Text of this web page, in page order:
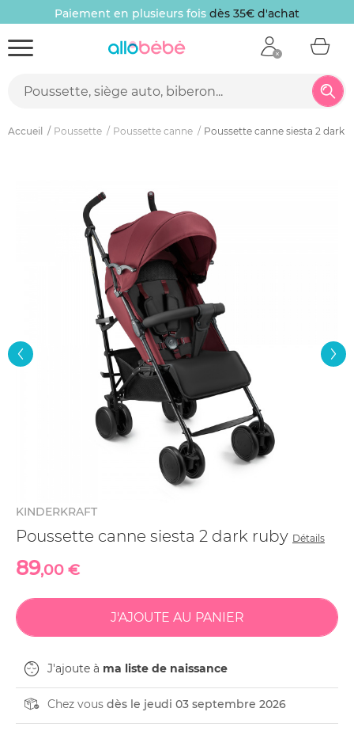
Paiement en plusieurs fois dès 35€ d'achat
Accueil Poussette Poussette canne Poussette canne siesta 2 dark
KINDERKRAFT
Poussette canne siesta 2 dark ruby Détails
89,00 €
J'ajoute à ma liste de naissance
Chez vous dès le jeudi 03 septembre 2026